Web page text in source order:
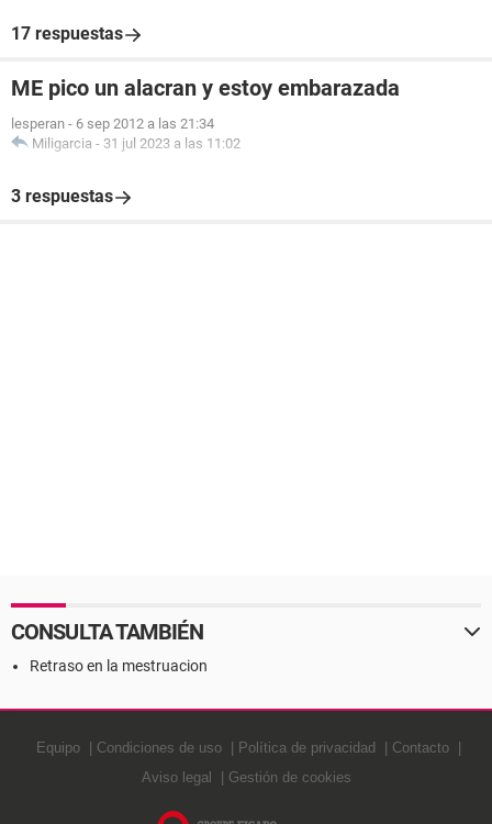
17 respuestas
ME pico un alacran y estoy embarazada
lesperan - 6 sep 2012 a las 21:34
Miligarcia - 31 jul 2023 a las 11:02
3 respuestas
CONSULTA TAMBIÉN
Retraso en la mestruacion
Equipo Condiciones de uso Política de privacidad
Contacto
Aviso legal
Gestión de cookies